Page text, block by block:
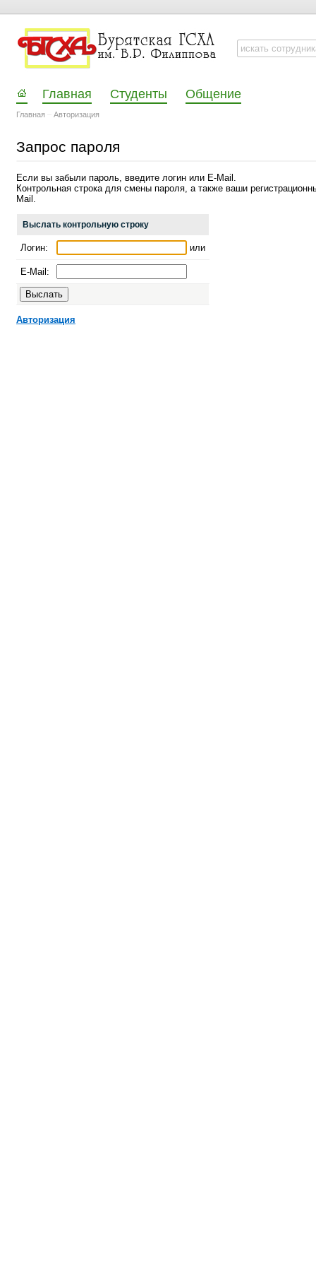
Главная Студенты Общение
Главная Авторизация
Запрос пароля
Если вы забыли пароль, введите логин или E-Mail.
Контрольная строка для смены пароля, а также ваши
Mail.
Выслать контрольную строку
Логин: или
E-Mail:
Авторизация